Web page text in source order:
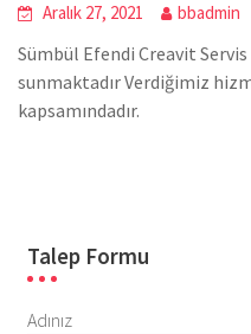
Aralık 27, 2021 bbadmin
Sümbül Efendi Creavit
sunmaktadır Verdiğimiz
kapsamındadır.
Talep Formu
Adınız